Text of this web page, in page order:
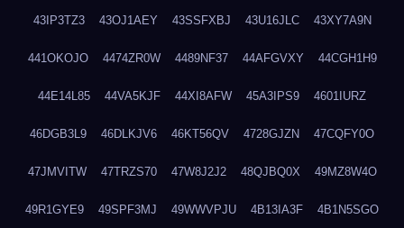
43IP3TZ3 43OJ1AEY 43SSFXBJ 43U16JLC 43XY7A9N
441OKOJO 4474ZR0W 4489NF37 44AFGVXY 44CGH1H9
44E14L85 44VA5KJF 44XI8AFW 45A3IPS9 4601IURZ
46DGB3L9 46DLKJV6 46KT56QV 4728GJZN 47CQFY0O
47JMVITW 47TRZS70 47W8J2J2 48QJBQ0X 49MZ8W4O
49R1GYE9 49SPF3MJ 49WWVPJU 4B13IA3F 4B1N5SGO